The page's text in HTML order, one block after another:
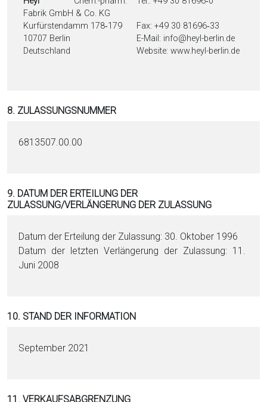
Fabrik GmbH & Co. KG
Kurfürstendamm 178‑179
Fax: +49 30 81696‑33
10707 Berlin
E-Mail: info@heyl-berlin.de
Deutschland
Website: www.heyl-berlin.de
8. ZULASSUNGSNUMMER
6813507.00.00
9. DATUM DER ERTEILUNG DER
ZULASSUNG/VERLÄNGERUNG DER ZULASSUNG
Datum der Erteilung der Zulassung: 30. Oktober 1996
Datum der letzten Verlängerung der Zulassung: 11.
Juni 2008
10. STAND DER INFORMATION
September 2021
11. VERKAUFSABGRENZUNG